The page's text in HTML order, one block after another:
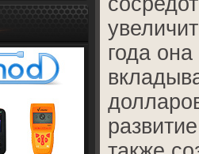
года